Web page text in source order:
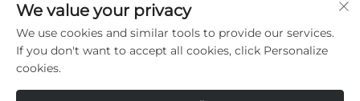
[email protected]
Urheberrecht © 2024 Shenzhen LANJI Tech Co., Ltd. Alle
We value your privacy
We use cookies and similar tools to provide our services.
If you don't want to accept all cookies, click Personalize
cookies.